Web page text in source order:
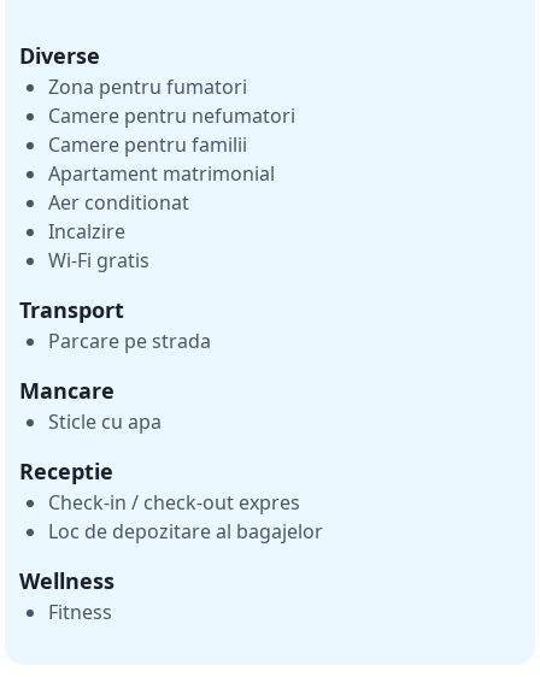
Diverse
Zona pentru fumatori
Camere pentru nefumatori
Camere pentru familii
Apartament matrimonial
Aer conditionat
Incalzire
Wi-Fi gratis
Transport
Parcare pe strada
Mancare
Sticle cu apa
Receptie
Check-in / check-out expres
Loc de depozitare al bagajelor
Wellness
Fitness